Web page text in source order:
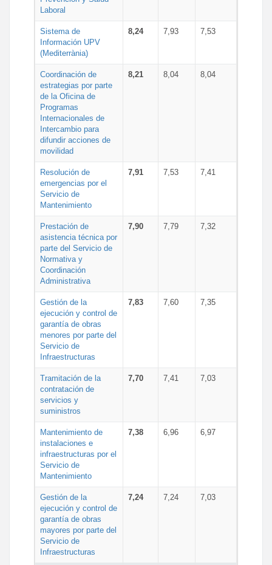
Laboral
Sistema de
Información UPV
(Mediterrània)
8,24 7,93 7,53
Coordinación de
estrategias por parte
de la Oficina de
Programas
Internacionales de
Intercambio para
difundir acciones de
movilidad
8,21 8,04 8,04
Resolución de
emergencias por el
Servicio de
Mantenimiento
7,91 7,53 7,41
Prestación de
asistencia técnica por
parte del Servicio de
Normativa y
Coordinación
Administrativa
7,90 7,79 7,32
Gestión de la
ejecución y control de
garantía de obras
menores por parte del
Servicio de
Infraestructuras
7,83 7,60 7,35
Tramitación de la
contratación de
servicios y
suministros
7,70 7,41 7,03
Mantenimiento de
instalaciones e
infraestructuras por el
Servicio de
Mantenimiento
7,38 6,96 6,97
Gestión de la
ejecución y control de
garantía de obras
mayores por parte del
Servicio de
Infraestructuras
7,24 7,24 7,03